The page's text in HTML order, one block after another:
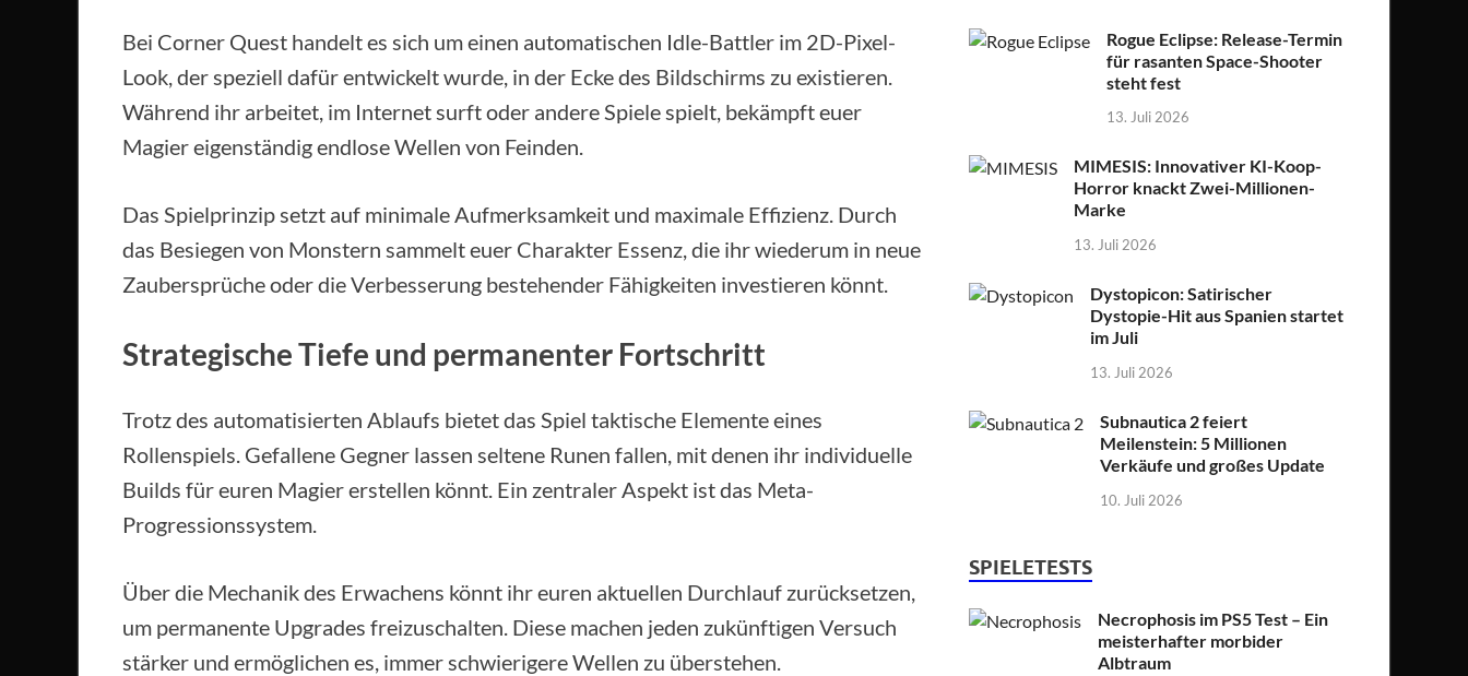
Bei Corner Quest handelt es sich um einen automatischen Idle-Battler im 2D-Pixel-
Look, der speziell dafür entwickelt wurde, in der Ecke des Bildschirms zu existieren.
Während ihr arbeitet, im Internet surft oder andere Spiele spielt, bekämpft euer
Magier eigenständig endlose Wellen von Feinden.
Das Spielprinzip setzt auf minimale Aufmerksamkeit und maximale Effizienz. Durch
das Besiegen von Monstern sammelt euer Charakter Essenz, die ihr wiederum in neue
Zaubersprüche oder die Verbesserung bestehender Fähigkeiten investieren könnt.
Strategische Tiefe und permanenter Fortschritt
Trotz des automatisierten Ablaufs bietet das Spiel taktische Elemente eines
Rollenspiels. Gefallene Gegner lassen seltene Runen fallen, mit denen ihr individuelle
Builds für euren Magier erstellen könnt. Ein zentraler Aspekt ist das Meta-
Progressionssystem.
Über die Mechanik des Erwachens könnt ihr euren aktuellen Durchlauf zurücksetzen,
um permanente Upgrades freizuschalten. Diese machen jeden zukünftigen Versuch
stärker und ermöglichen es, immer schwierigere Wellen zu überstehen.
Rogue Eclipse: Release-Termin
für rasanten Space-Shooter
steht fest
13. Juli 2026
MIMESIS: Innovativer KI-Koop-
Horror knackt Zwei-Millionen-
Marke
13. Juli 2026
Dystopicon: Satirischer
Dystopie-Hit aus Spanien startet
im Juli
13. Juli 2026
Subnautica 2 feiert
Meilenstein: 5 Millionen
Verkäufe und großes Update
10. Juli 2026
SPIELETESTS
Necrophosis im PS5 Test – Ein
meisterhafter morbider
Albtraum